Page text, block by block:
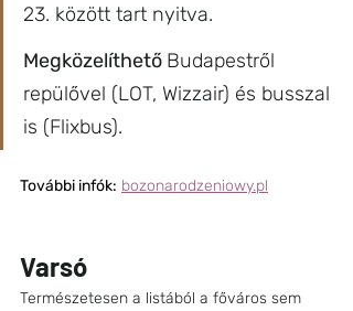
23. között tart nyitva.
Megközelíthető Budapestről
repülővel (LOT, Wizzair) és busszal
is (Flixbus).
További infók: bozonarodzeniowy.pl
Varsó
Természetesen a listából a főváros sem